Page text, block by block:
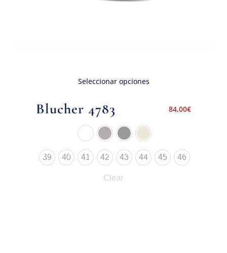
Seleccionar opciones
Blucher 4783 84,00€
39 40 41 42 43 44 45 46
Clear